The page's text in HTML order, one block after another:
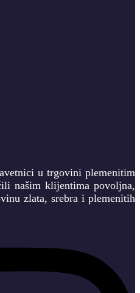
u trgovini plemenitim
našim klijentima povoljna,
zlata, srebra i plemenitih